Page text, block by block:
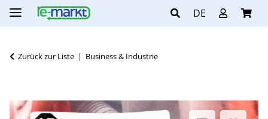
DE
Zurück zur Liste Business & Industrie